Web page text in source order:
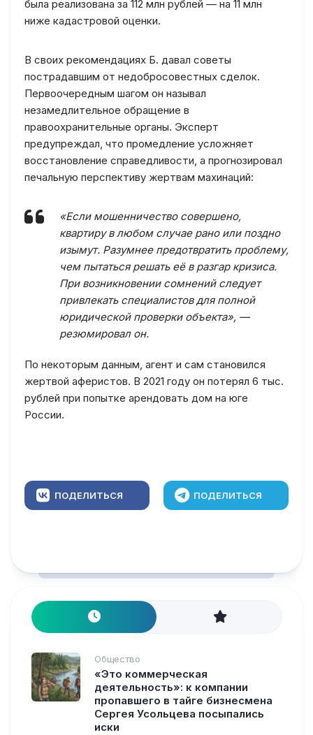
была реализована за 112 млн рублей — на 11 млн
ниже кадастровой оценки.
В своих рекомендациях Б. давал советы
пострадавшим от недобросовестных сделок.
Первоочередным шагом он называл
незамедлительное обращение в
правоохранительные органы. Эксперт
предупреждал, что промедление усложняет
восстановление справедливости, а прогнозировал
печальную перспективу жертвам махинаций:
«Если мошенничество совершено,
квартиру в любом случае рано или поздно
изымут. Разумнее предотвратить проблему,
чем пытаться решать её в разгар кризиса.
При возникновении сомнений следует
привлекать специалистов для полной
юридической проверки объекта», —
резюмировал он.
По некоторым данным, агент и сам становился
жертвой аферистов. В 2021 году он потерял 6 тыс.
рублей при попытке арендовать дом на юге
России.
ПОДЕЛИТЬСЯ ПОДЕЛИТЬСЯ
Общество
«Это коммерческая
деятельность»: к компании
пропавшего в тайге бизнесмена
Сергея Усольцева посыпались
иски